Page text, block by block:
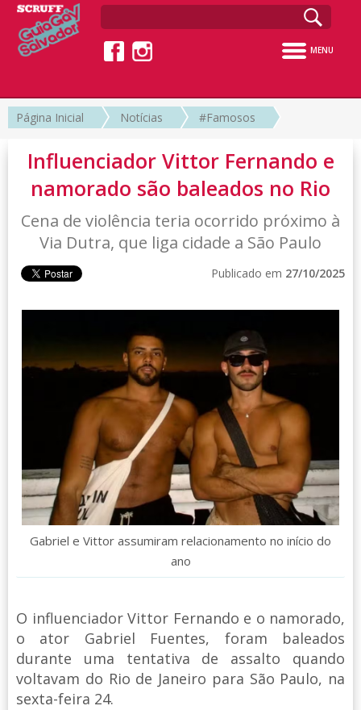
MENU
Página Inicial Notícias #Famosos
Influenciador Vittor Fernando e
namorado são baleados no Rio
Cena de violência teria ocorrido próximo à
Via Dutra, que liga cidade a São Paulo
Publicado em 27/10/2025
Gabriel e Vittor assumiram relacionamento no início do
ano
O influenciador Vittor Fernando e o namorado,
o ator Gabriel Fuentes, foram baleados
durante uma tentativa de assalto quando
voltavam do Rio de Janeiro para São Paulo, na
sexta-feira 24.